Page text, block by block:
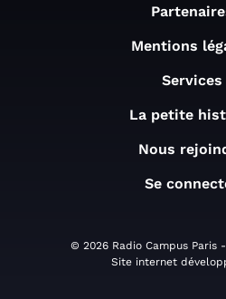
Mentions
Services
La petite
Nous
Se
© 2026 Radio Campus Paris
Site internet